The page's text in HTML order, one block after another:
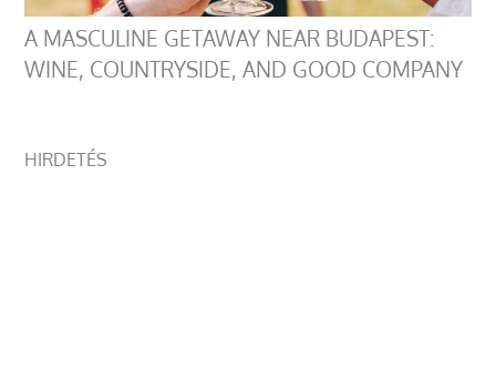
A MASCULINE GETAWAY NEAR BUDAPEST:
WINE, COUNTRYSIDE, AND GOOD COMPANY
HIRDETÉS